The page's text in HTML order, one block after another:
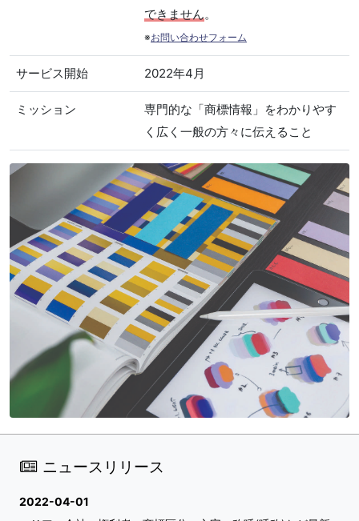
できません。
※お問い合わせフォーム
サービス開始 2022年4月
ミッション
専門的な「商標情報」をわかりやす
く広く一般の方々に伝えること
ニュースリリース
2022-04-01